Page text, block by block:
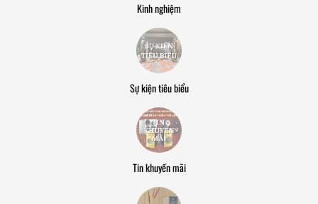
Kinh nghiệm
Sự kiện tiêu biểu
Tin khuyến mãi